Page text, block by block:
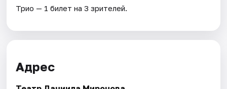
Трио — 1 билет на 3 зрителей.
Адрес